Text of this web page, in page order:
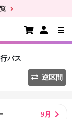
バス
逆区間
9月